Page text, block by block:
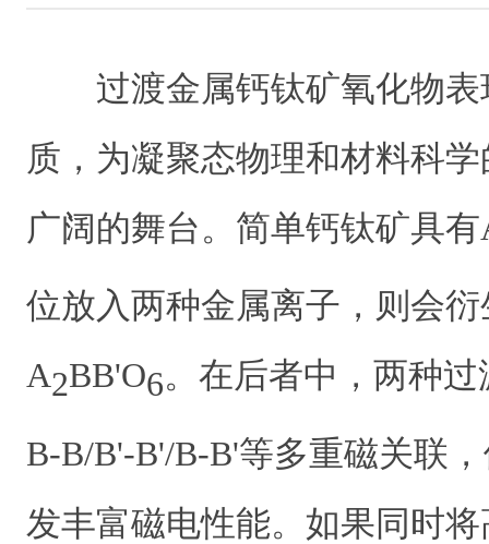
过渡金属钙钛矿氧化物
质，为凝聚态物理和材料科
广阔的舞台。简单钙钛矿具有
位放入两种金属离子，则会
A2BB'O6。在后者中，两种
B-B/B'-B'/B-B'等多重磁关联
发丰富磁电性能。如果同时